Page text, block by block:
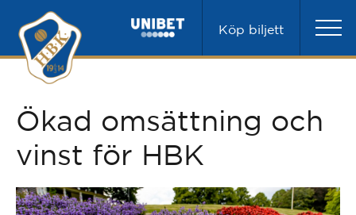
Köp biljett
Ökad omsättning och
vinst för HBK